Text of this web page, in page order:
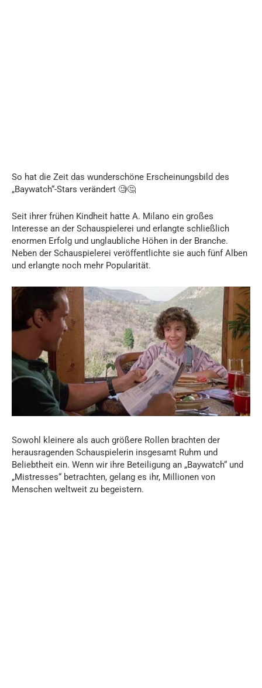
So hat die Zeit das wunderschöne Erscheinungsbild des
„Baywatch“-Stars verändert 🧐🤔
Seit ihrer frühen Kindheit hatte A. Milano ein großes
Interesse an der Schauspielerei und erlangte schließlich
enormen Erfolg und unglaubliche Höhen in der Branche.
Neben der Schauspielerei veröffentlichte sie auch fünf Alben
und erlangte noch mehr Popularität.
Sowohl kleinere als auch größere Rollen brachten der
herausragenden Schauspielerin insgesamt Ruhm und
Beliebtheit ein. Wenn wir ihre Beteiligung an „Baywatch“ und
„Mistresses“ betrachten, gelang es ihr, Millionen von
Menschen weltweit zu begeistern.